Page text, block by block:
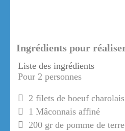
Ingrédients pour
Liste des ingrédients
Pour 2 personnes
2 filets de boeuf charolais
1 Mâconnais affiné
200 gr de pomme de